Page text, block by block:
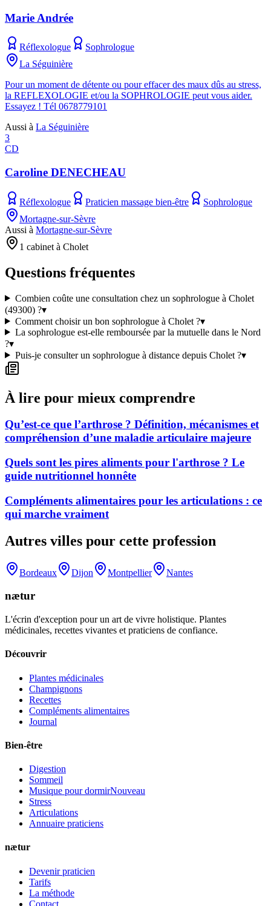
Marie Andrée
Réflexologue
Sophrologue
La Séguinière
Pour un moment de détente ou pour effacer des maux dûs au stress,
la REFLEXOLOGIE et/ou la SOPHROLOGIE peut vous aider.
Essayez ! Tél 0678779101
Aussi à La Séguinière
3
CD
Caroline DENECHEAU
Réflexologue Praticien massage bien-être
Sophrologue
Mortagne-sur-Sèvre
Aussi à Mortagne-sur-Sèvre
1 cabinet à Cholet
Questions fréquentes
Combien coûte une consultation chez un sophrologue à Cholet
(49300) ?▾
Comment choisir un bon sophrologue à Cholet ?▾
La sophrologue est-elle remboursée par la mutuelle dans le Nord
?▾
Puis-je consulter un sophrologue à distance depuis Cholet ?▾
À lire pour mieux comprendre
Qu’est-ce que l’arthrose ? Définition, mécanismes et
compréhension d’une maladie articulaire majeure
Quels sont les pires aliments pour l'arthrose ? Le
guide nutritionnel honnête
Compléments alimentaires pour les articulations : ce
qui marche vraiment
Autres villes pour cette profession
Bordeaux Dijon Montpellier Nantes
nætur
L'écrin d'exception pour un art de vivre holistique. Plantes
médicinales, recettes vivantes et praticiens de confiance.
Découvrir
Plantes médicinales
Champignons
Recettes
Compléments alimentaires
Journal
Bien-être
Digestion
Sommeil
Musique pour dormirNouveau
Stress
Articulations
Annuaire praticiens
nætur
Devenir praticien
Tarifs
La méthode
Contact